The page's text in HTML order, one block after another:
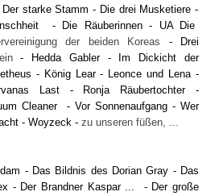
Der starke Stamm - Die drei Musketiere -
- Die Räuberinnen- UA Die
der beiden Koreas -
Drei
- Hedda Gabler-
Im Dickicht der
- König Lear- Leonce und Lena-
Last - Ronja Räubertochter-
Cleaner - Vor Sonnenaufgang - Wer
- Woyzeck - zu unseren füßen, ...
- Das Bildnis des Dorian Gray - Das
- Der Brandner Kaspar ... - Der große